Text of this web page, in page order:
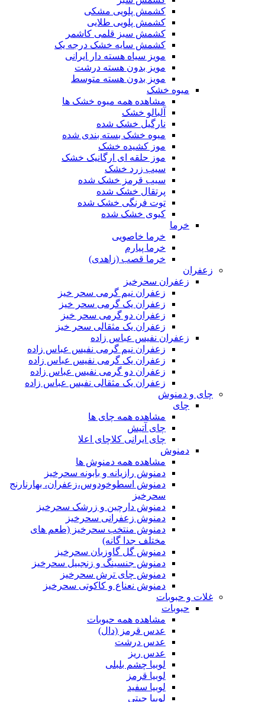
کشمش پلویی مشکی
کشمش پلویی طلایی
کشمش سبز قلمی کاشمر
کشمش سایه خشک درجه یک
مویز سیاه هسته دار ایرانی
مویز بدون هسته درشت
مویز بدون هسته متوسط
میوه خشک
مشاهده همه میوه خشک ها
آلبالو خشک
نارگیل خشک شده
میوه خشک بسته بندی شده
موز کشیده خشک
موز حلقه ای ارگانیک خشک
سیب زرد خشک
سیب قرمز خشک شده
پرتقال خشک شده
توت فرنگی خشک شده
کیوی خشک شده
خرما
خرما خاصویی
خرما پیارم
خرما قصب (زاهدی)
زعفران
زعفران سحرخیز
زعفران نیم گرمی سحر خیز
زعفران یک گرمی سحر خیز
زعفران دو گرمی سحر خیز
زعفران یک مثقالی سحر خیز
زعفران نفیس عباس زاده
زعفران نیم گرمی نفیس عباس زاده
زعفران یک گرمی نفیس عباس زاده
زعفران دو گرمی نفیس عباس زاده
زعفران یک مثقالی نفیس عباس زاده
چای و دمنوش
چای
مشاهده همه چای ها
چای آتیش
چای ایرانی کلاچای اعلا
دمنوش
مشاهده همه دمنوش ها
دمنوش رازیانه و بابونه سحرخیز
دمنوش اسطوخودوس،زعفران، بهارنارنج
سحرخیز
دمنوش دارچین و زرشک سحرخیز
دمنوش زعفرانی سحرخیز
دمنوش منتخب سحرخیز (طعم های
مختلف جدا گانه)
دمنوش گل گاوزبان سحرخیز
دمنوش جنسینگ و زنجبیل سحرخیز
دمنوش چای ترش سحرخیز
دمنوش نعناع و کاکوتی سحرخیز
غلات و حبوبات
حبوبات
مشاهده همه حبوبات
عدس قرمز (دال)
عدس درشت
عدس ریز
لوبیا چشم بلبلی
لوبیا قرمز
لوبیا سفید
لوبیا چیتی